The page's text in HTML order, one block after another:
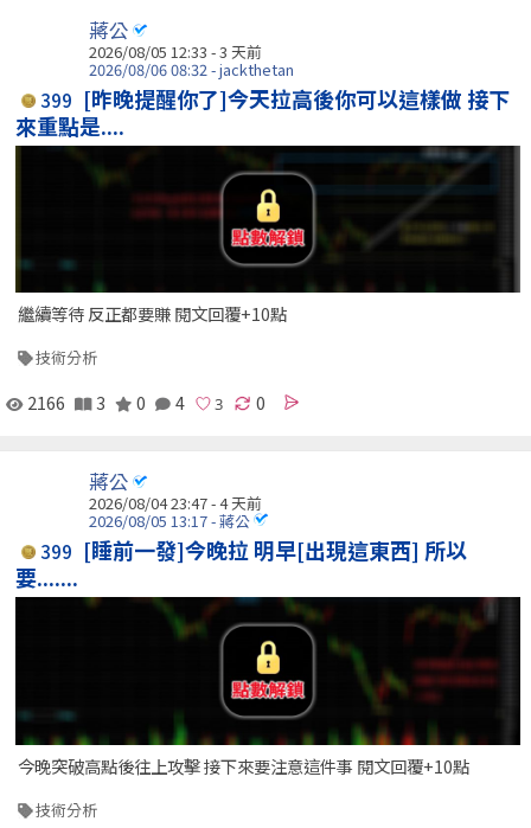
蔣公
2026/08/05 12:33 - 3 天前
2026/08/06 08:32 - jackthetan
399 [昨晚提醒你了]今天拉高後你可以這樣做 接下
來重點是....
繼續等待 反正都要賺 閱文回覆+10點
技術分析
2166 3 0 4 0
蔣公
2026/08/04 23:47 - 4 天前
2026/08/05 13:17 - 蔣公
399 [睡前一發]今晚拉 明早[出現這東西] 所以
要.......
今晚突破高點後往上攻擊 接下來要注意這件事 閱文回覆+10點
技術分析